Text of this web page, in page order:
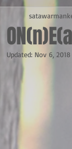
Updated: Nov 6, 2018